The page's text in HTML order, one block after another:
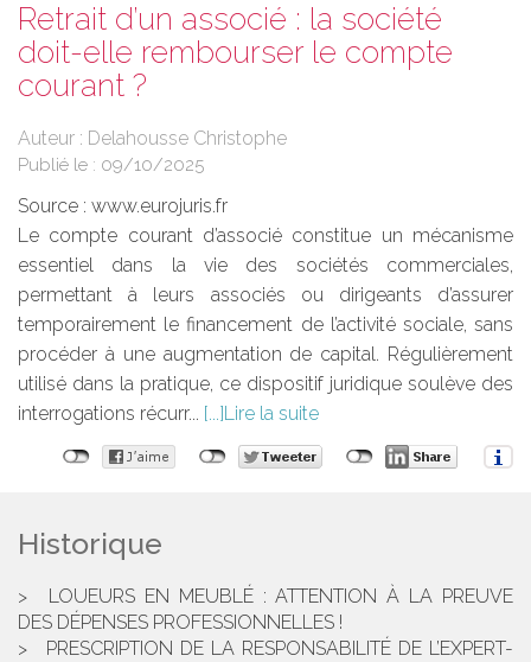
Retrait d’un associé : la société
doit-elle rembourser le compte
courant ?
Auteur : Delahousse Christophe
Publié le : 09/10/2025
Source : www.eurojuris.fr
Le compte courant d’associé constitue un mécanisme
essentiel dans la vie des sociétés commerciales,
permettant à leurs associés ou dirigeants d’assurer
temporairement le financement de l’activité sociale, sans
procéder à une augmentation de capital. Régulièrement
utilisé dans la pratique, ce dispositif juridique soulève des
interrogations récurr...
Lire la suite
Historique
LOUEURS EN MEUBLÉ : ATTENTION À LA PREUVE
DES DÉPENSES PROFESSIONNELLES !
PRESCRIPTION DE LA RESPONSABILITÉ DE L’EXPERT-